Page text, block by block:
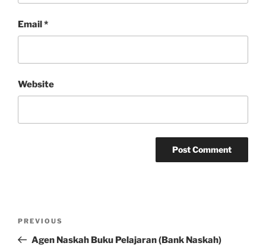
Email*
Website
Previous
Post
PREVIOUS
Agen Naskah Buku Pelajaran (Bank Naskah)